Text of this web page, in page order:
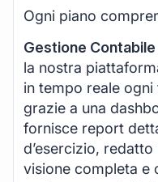
Ogni piano
Gestione
la nostra
in tempo reale
grazie a una
fornisce report
d’esercizio,
visione completa e